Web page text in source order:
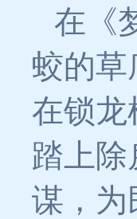
在《
蛟的草
在锁龙
踏上
谋，为